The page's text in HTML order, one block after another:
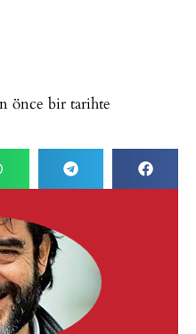
önce bir tarihte